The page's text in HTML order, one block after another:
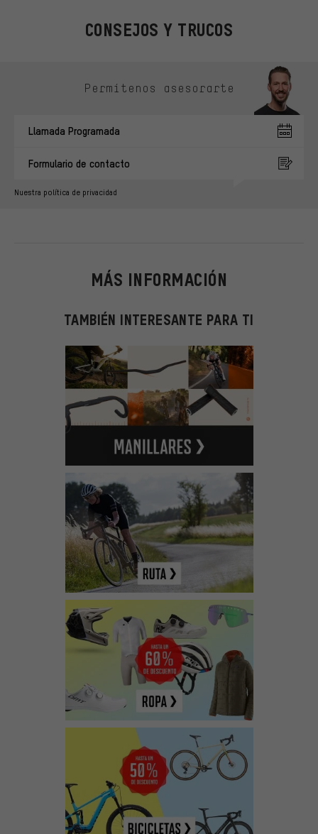
CONSEJOS Y TRUCOS
Permítenos asesorarte
Llamada Programada
Formulario de contacto
Nuestra política de privacidad
MÁS INFORMACIÓN
TAMBIÉN INTERESANTE PARA TI